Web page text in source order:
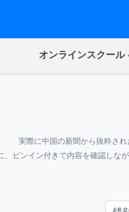
オンラインスクール
実際に中国の新聞から抜粋さ
、ピンイン付きで内容を確認しな